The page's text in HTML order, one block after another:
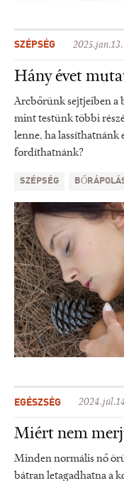
SZÉPSÉG 2025.jan.13.
Hány évet
Arcbőrünk sejtjeiben a
mint testünk többi
lenne, ha lassíthatnánk
fordíthatnánk?
SZÉPSÉG
EGÉSZSÉG
Miért nem
Minden normális nő
bátran letagadhatna a